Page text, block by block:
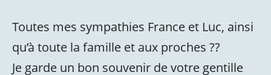
Toutes mes sympathies France et Luc, ainsi
qu’à toute la famille et aux proches ??
Je garde un bon souvenir de votre gentille